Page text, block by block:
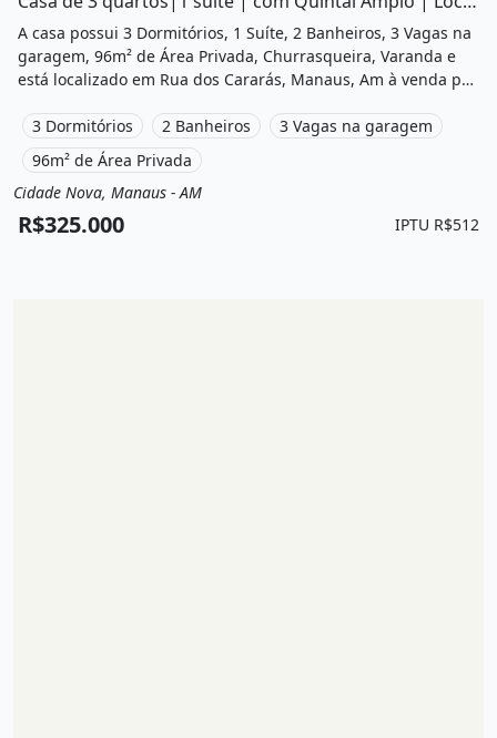
A casa possui 3 Dormitórios, 1 Suíte, 2 Banheiros, 3 Vagas na
garagem, 96m² de Área Privada, Churrasqueira, Varanda e
está localizado em Rua dos Cararás, Manaus, Am à venda por
3 Dormitórios
2 Banheiros
3 Vagas na garagem
96m² de Área Privada
Venda
Casa
Cidade Nova, Manaus - AM
R$325.000 IPTU R$512